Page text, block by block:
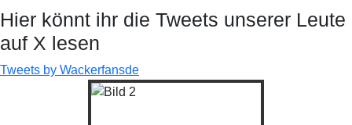
Hier könnt ihr die Tweets unserer Leute
auf X lesen
Tweets by Wackerfansde